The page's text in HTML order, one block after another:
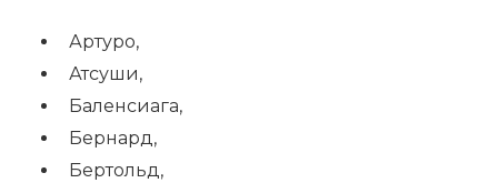
Артуро,
Атсуши,
Баленсиага,
Бернард,
Бертольд,